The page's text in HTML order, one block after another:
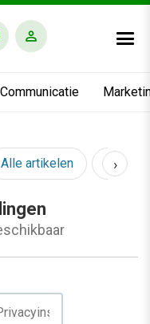
Alle artikelen AI &
›